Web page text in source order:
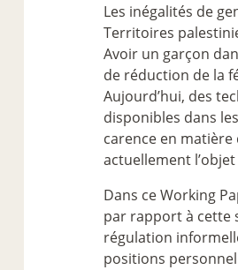
Les inégalités de
Territoires
Avoir un garçon
de réduction de la
Aujourd’hui, des
disponibles dans
carence en
actuellement
Dans ce Working
par rapport à cette
régulation
positions